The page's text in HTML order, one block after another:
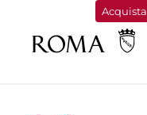
Acquista